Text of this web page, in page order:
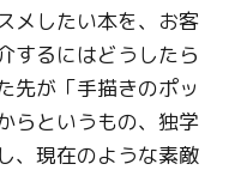
メしたい本を、お客
するにはどうしたら
先が「手描きのポッ
らというもの、独学
、現在のような素敵